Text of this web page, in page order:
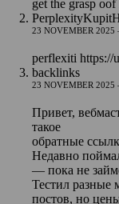
get the grasp oof
23 NOVEMBER 2025
perflexiti https://
backlinks
23 NOVEMBER 2025
Привет,
такое
обратные
Недавно
— пока не
Тестил разные
постов, но